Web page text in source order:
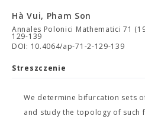
Hà Vui, Pham Son
Annales Polonici Mathematici 71
129-139
DOI: 10.4064/ap-71-2-129-139
Streszczenie
We determine bifurcation sets
and study the topology of such